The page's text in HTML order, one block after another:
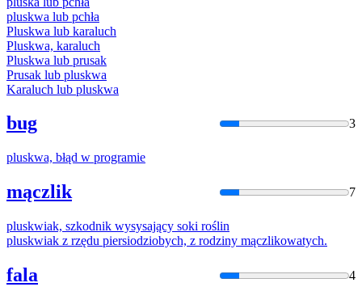
pluskwa lub pchła
Pluskwa lub karaluch
Pluskwa, karaluch
Pluskwa lub prusak
Prusak lub pluskwa
Karaluch lub pluskwa
bug 3
pluskwa, błąd w programie
mączlik 7
pluskwiak, szkodnik wysysający soki roślin
pluskwiak z rzędu piersiodziobych, z rodziny mączlikowatych.
fala 4